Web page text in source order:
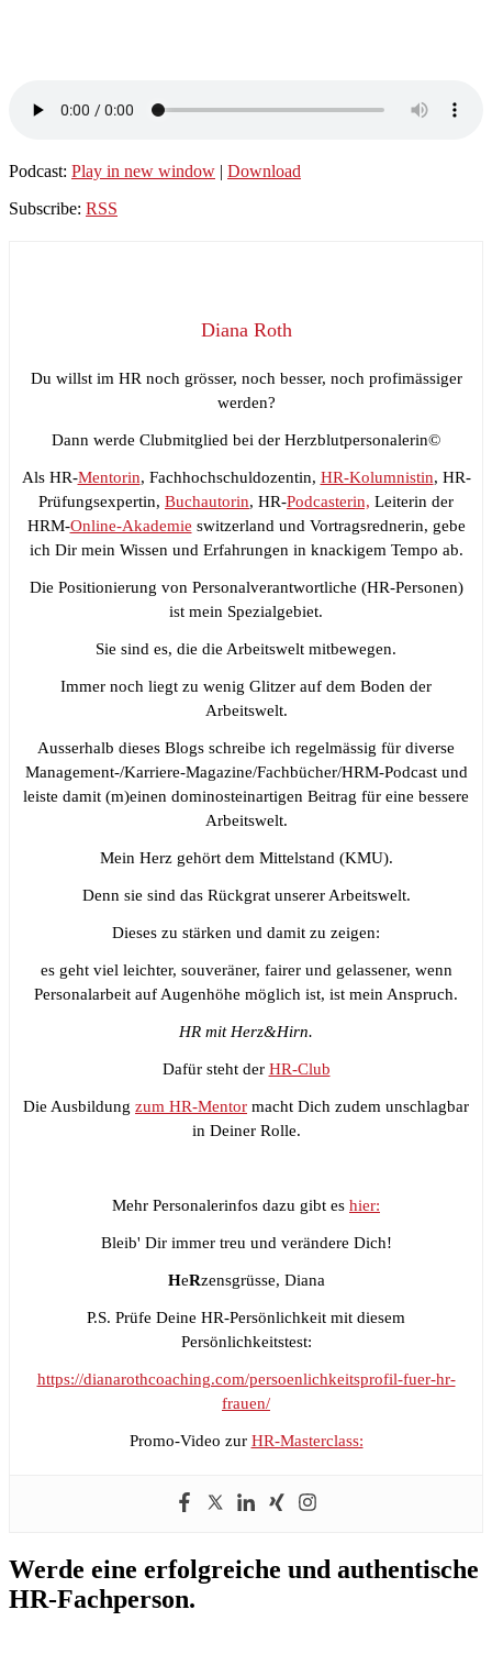
Podcast: Play in new window | Download
Subscribe: RSS
Diana Roth
Du willst im HR noch grösser, noch besser, noch profimässiger
werden?
Dann werde Clubmitglied bei der Herzblutpersonalerin©
Als HR-Mentorin, Fachhochschuldozentin, HR-Kolumnistin, HR-
Prüfungsexpertin, Buchautorin, HR-Podcasterin, Leiterin der
HRM-Online-Akademie switzerland und Vortragsrednerin, gebe
ich Dir mein Wissen und Erfahrungen in knackigem Tempo ab.
Die Positionierung von Personalverantwortliche (HR-Personen)
ist mein Spezialgebiet.
Sie sind es, die die Arbeitswelt mitbewegen.
Immer noch liegt zu wenig Glitzer auf dem Boden der
Arbeitswelt.
Ausserhalb dieses Blogs schreibe ich regelmässig für diverse
Management-/Karriere-Magazine/Fachbücher/HRM-Podcast und
leiste damit (m)einen dominosteinartigen Beitrag für eine bessere
Arbeitswelt.
Mein Herz gehört dem Mittelstand (KMU).
Denn sie sind das Rückgrat unserer Arbeitswelt.
Dieses zu stärken und damit zu zeigen:
es geht viel leichter, souveräner, fairer und gelassener, wenn
Personalarbeit auf Augenhöhe möglich ist, ist mein Anspruch.
HR mit Herz&Hirn.
Dafür steht der HR-Club
Die Ausbildung zum HR-Mentor macht Dich zudem unschlagbar
in Deiner Rolle.
Mehr Personalerinfos dazu gibt es hier:
Bleib' Dir immer treu und verändere Dich!
HeRzensgrüsse, Diana
P.S. Prüfe Deine HR-Persönlichkeit mit diesem
Persönlichkeitstest:
https://dianarothcoaching.com/persoenlichkeitsprofil-fuer-hr-
frauen/
Promo-Video zur HR-Masterclass:
Werde eine erfolgreiche und authentische
HR-Fachperson.